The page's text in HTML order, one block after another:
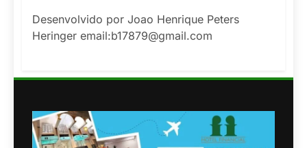
Desenvolvido por Joao Henrique Peters
Heringer email:b17879@gmail.com